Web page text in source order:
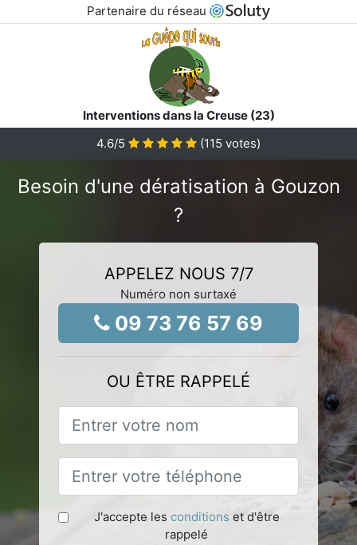
Partenaire du réseau
Interventions dans la Creuse (23)
4.6/5 (115 votes)
Besoin d'une dératisation à Gouzon
?
APPELEZ NOUS 7/7
Numéro non surtaxé
09 73 76 57 69
OU ÊTRE RAPPELÉ
J'accepte les conditions et d'être
rappelé